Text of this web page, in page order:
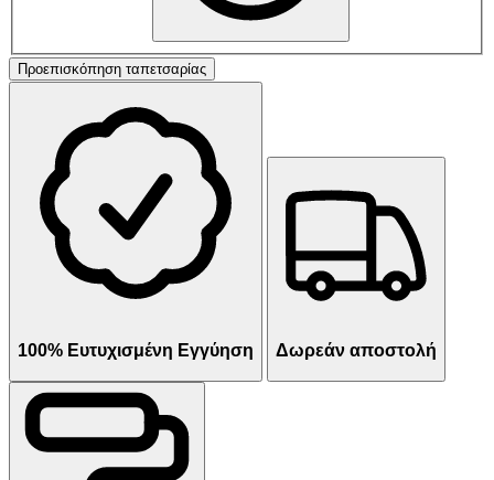
Προεπισκόπηση ταπετσαρίας
100% Ευτυχισμένη Εγγύηση Δωρεάν αποστολή